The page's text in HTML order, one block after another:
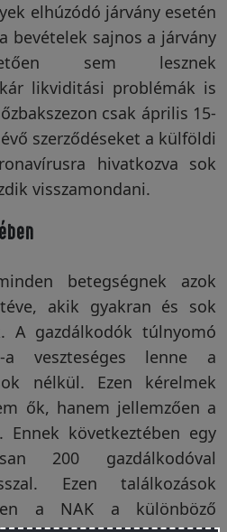
elhúzódó járvány esetén
bevételek sajnos a járvány
sem lesznek
likviditási problémák is
csak április 15-
szerződéseket a külföldi
hivatkozva sok
visszamondani.
betegségnek azok
akik gyakran és sok
A gazdálkodók túlnyomó
a veszteséges lenne a
nélkül. Ezen kérelmek
ők, hanem jellemzően a
Ennek következtében egy
200 gazdálkodóval
Ezen találkozások
a NAK a különböző